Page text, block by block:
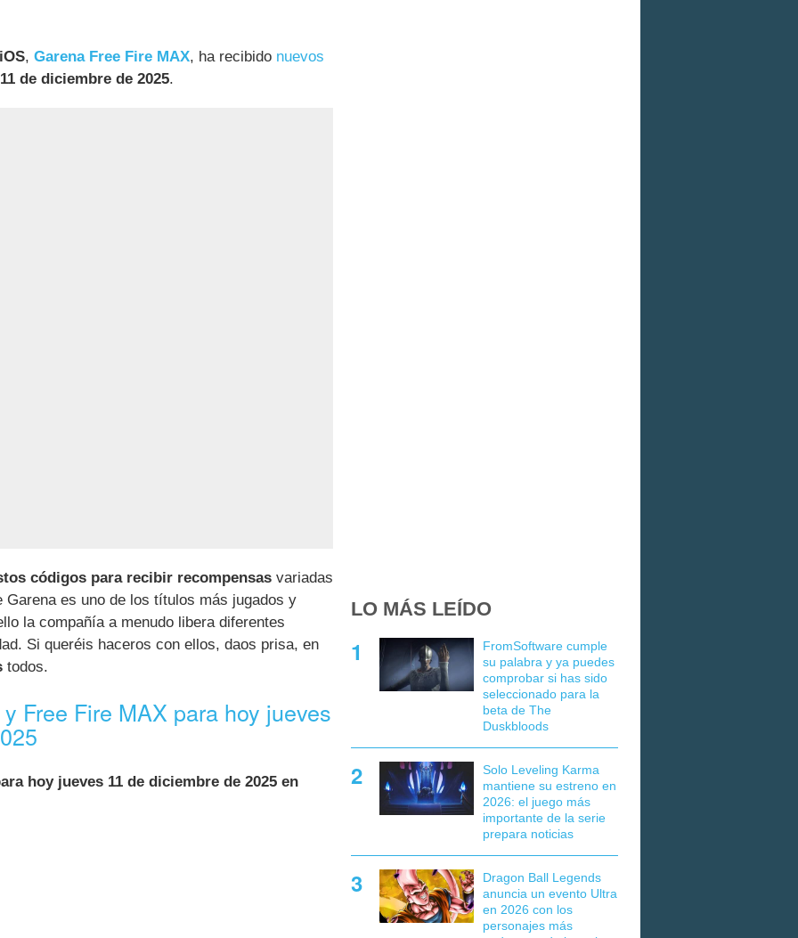
, Garena Free Fire MAX, ha recibido nuevos
de diciembre de 2025.
códigos para recibir recompensas variadas
es uno de los títulos más jugados y
la compañía a menudo libera diferentes
Si queréis haceros con ellos, daos prisa, en
todos.
Free Fire MAX para hoy jueves
hoy jueves 11 de diciembre de 2025 en
LO MÁS LEÍDO
FromSoftware cumple
su palabra y ya puedes
comprobar si has sido
seleccionado para la
beta de The
Duskbloods
Solo Leveling Karma
mantiene su estreno en
2026: el juego más
importante de la serie
prepara noticias
Dragon Ball Legends
anuncia un evento Ultra
en 2026 con los
personajes más